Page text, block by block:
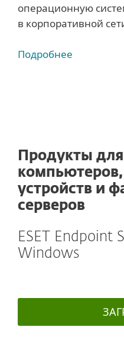
операционную
в корпоративной
Подробнее
Продукты
устройств и
серверов
ESET Endpoint
Windows